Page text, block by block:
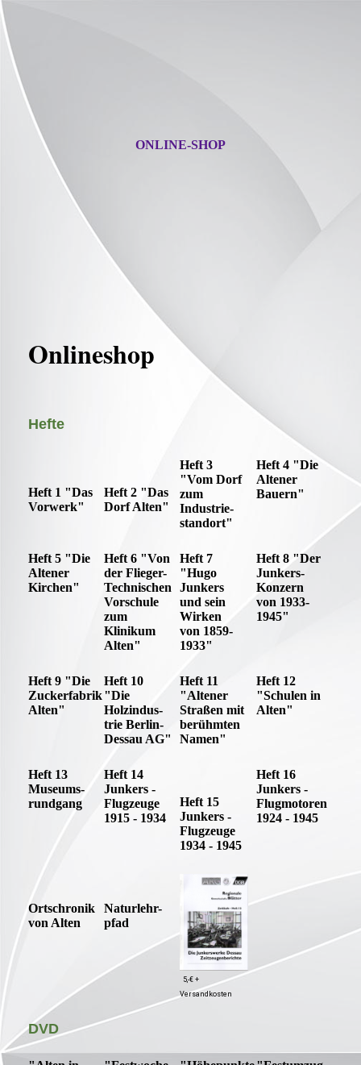
ONLINE-SHOP
Onlineshop
Hefte
Heft 1 "Das
Vorwerk"
Heft 2 "Das
Dorf Alten"
Heft 3
"Vom Dorf
zum
Industrie-
standort"
Heft 4 "Die
Altener
Bauern"
Heft 5 "Die
Altener
Kirchen"
Heft 6 "Von
der Flieger-
Technischen
Vorschule
zum
Klinikum
Alten"
Heft 7
"Hugo
Junkers
und sein
Wirken
von 1859-
1933"
Heft 8 "Der
Junkers-
Konzern
von 1933-
1945"
Heft 9 "Die
Zuckerfabrik
Alten"
Heft 10
"Die
Holzindus-
trie Berlin-
Dessau AG"
Heft 11
"Altener
Straßen mit
berühmten
Namen"
Heft 12
"Schulen in
Alten"
Heft 13
Museums-
rundgang
Heft 14
Junkers -
Flugzeuge
1915 - 1934
Heft 15
Junkers -
Flugzeuge
1934 - 1945
Heft 16
Junkers -
Flugmotoren
1924 - 1945
Ortschronik
von Alten
Naturlehr-
pfad
5,-€ +
Versandkosten
DVD